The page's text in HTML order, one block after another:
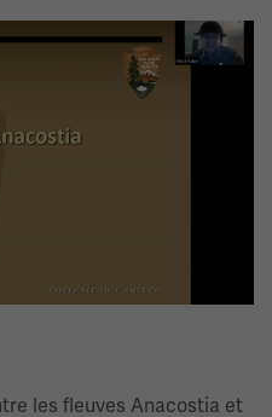
les fleuves Anacostia et